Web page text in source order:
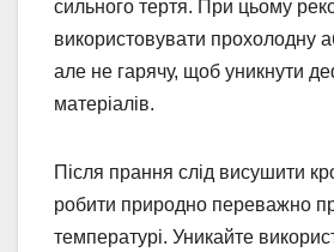
сильного тертя. При цьому
використовувати прохолодну
але не гарячу, щоб уникнути
матеріалів.
Після прання слід висушити
робити природно переважно
температурі. Уникайте